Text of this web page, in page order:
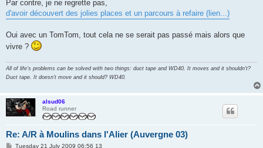
Par contre, je ne regrette pas,
d'avoir découvert des jolies places et un parcours à refaire (lien...)
Oui avec un TomTom, tout cela ne se serait pas passé mais alors que
vivre ?
All of life’s problems can be solved with two things: duct tape and WD40. It moves and it shouldn’t?
Duct tape. It doesn’t move and it should? WD40.
alsud06
Road runner
Re: A/R à Moulins dans l'Alier (Auvergne 03)
PTuesday 21 July 2009 06:56 13